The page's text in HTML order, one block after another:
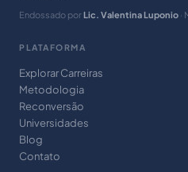
Endossado por Lic. Valentina Luponio ·
PLATAFORMA
Explorar Carreiras
Metodologia
Reconversão
Universidades
Blog
Contato